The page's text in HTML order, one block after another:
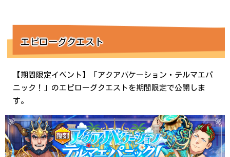
エピローグクエスト
【期間限定イベント】「アクアバケーション・テルマエパ
ニック！」のエピローグクエストを期間限定で公開しま
す。